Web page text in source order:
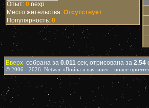
Опыт: 0 nexp
Место жительства: Отсутствует
Популярность: 0
Вверх собрана за 0.011 сек, отрисована за 2.54
© 2006 - 2026. Netwar «Война в паутине» - новое